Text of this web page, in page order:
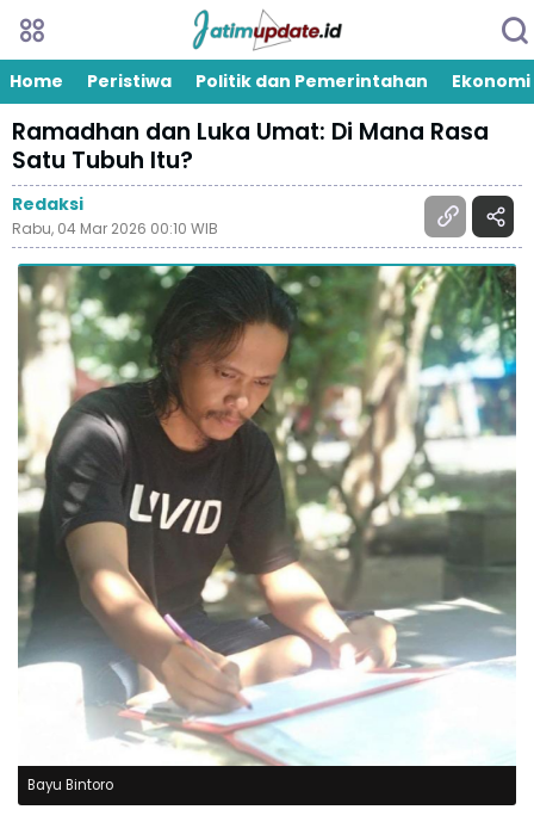
Home Peristiwa Politik dan Pemerintahan Ekonomi
Ramadhan dan Luka Umat: Di Mana Rasa
Satu Tubuh Itu?
Redaksi
Rabu, 04 Mar 2026 00:10 WIB
Bayu Bintoro